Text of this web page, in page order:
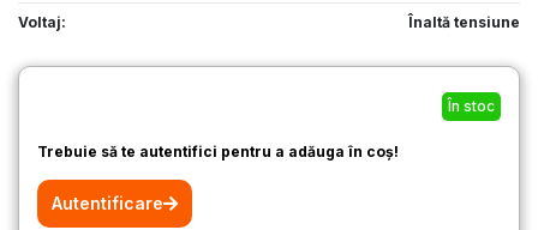
Voltaj: Înaltă tensiune
În stoc
Trebuie să te autentifici pentru a adăuga în coș!
Autentificare